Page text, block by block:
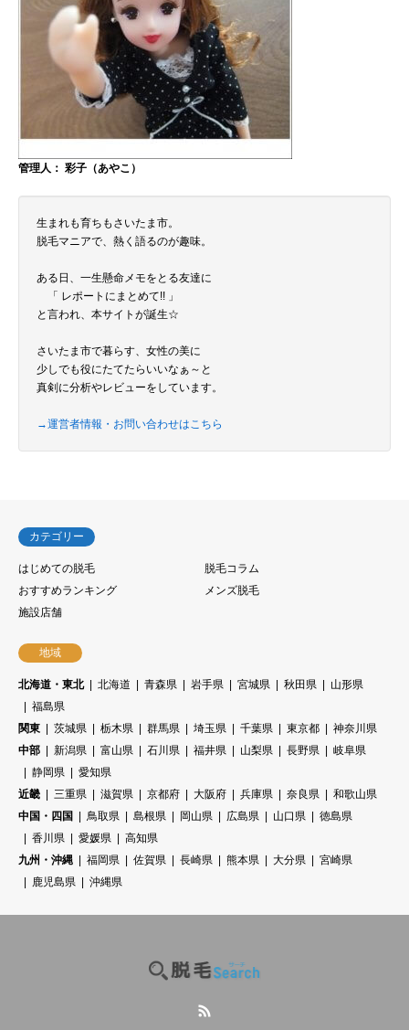
管理人： 彩子（あやこ）
生まれも育ちもさいたま市。
脱毛マニアで、熱く語るのが趣味。
ある日、一生懸命メモをとる友達に
「 レポートにまとめて!! 」
と言われ、本サイトが誕生☆
さいたま市で暮らす、女性の美に
少しでも役にたてたらいいなぁ～と
真剣に分析やレビューをしています。
→運営者情報・お問い合わせはこちら
カテゴリー
はじめての脱毛
脱毛コラム
おすすめランキング
メンズ脱毛
施設店舗
地域
北海道・東北 北海道 青森県 岩手県 宮城県 秋田県
山形県
福島県
関東
茨城県 栃木県 群馬県 埼玉県 千葉県 東京都
神奈川県
中部
新潟県 富山県 石川県 福井県 山梨県 長野県
岐阜県
静岡県
愛知県
近畿
三重県 滋賀県 京都府 大阪府 兵庫県 奈良県
和歌山県
中国・四国
鳥取県 島根県 岡山県 広島県 山口県
徳島県
香川県
愛媛県
高知県
九州・沖縄
福岡県 佐賀県 長崎県 熊本県 大分県
宮崎県
鹿児島県
沖縄県